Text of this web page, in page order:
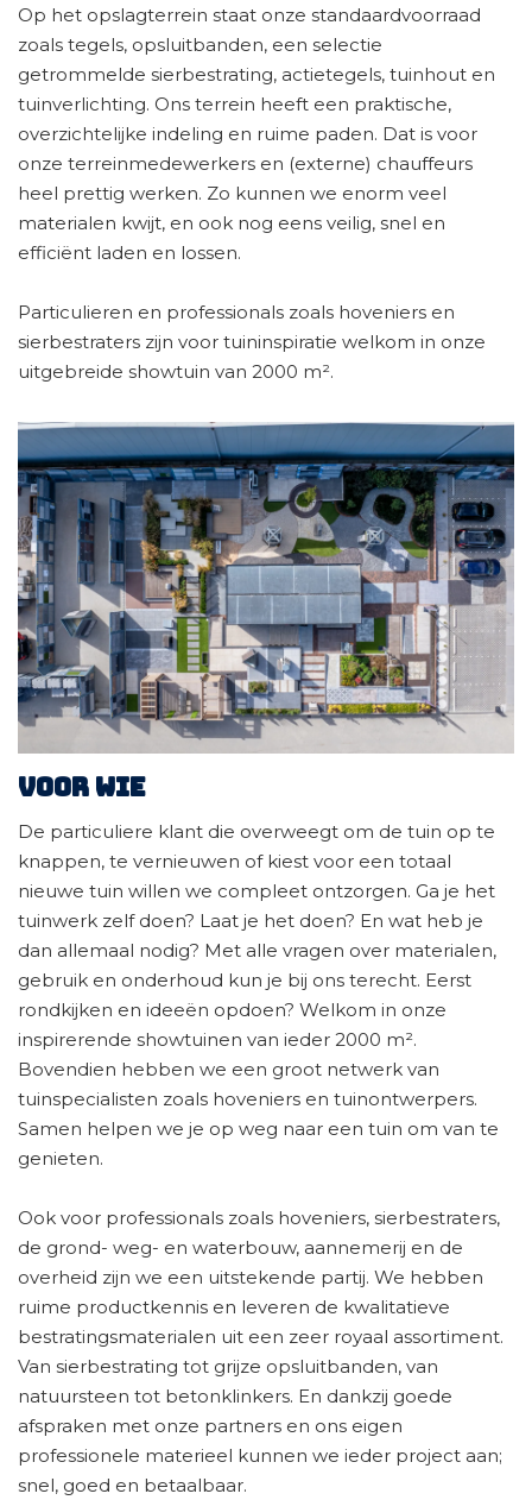
Op het opslagterrein staat onze standaardvoorraad
zoals tegels, opsluitbanden, een selectie
getrommelde sierbestrating, actietegels, tuinhout en
tuinverlichting. Ons terrein heeft een praktische,
overzichtelijke indeling en ruime paden. Dat is voor
onze terreinmedewerkers en (externe) chauffeurs
heel prettig werken. Zo kunnen we enorm veel
materialen kwijt, en ook nog eens veilig, snel en
efficiënt laden en lossen.
Particulieren en professionals zoals hoveniers en
sierbestraters zijn voor tuininspiratie welkom in onze
uitgebreide showtuin van 2000 m².
Voor wie
De particuliere klant die overweegt om de tuin op te
knappen, te vernieuwen of kiest voor een totaal
nieuwe tuin willen we compleet ontzorgen. Ga je het
tuinwerk zelf doen? Laat je het doen? En wat heb je
dan allemaal nodig? Met alle vragen over materialen,
gebruik en onderhoud kun je bij ons terecht. Eerst
rondkijken en ideeën opdoen? Welkom in onze
inspirerende showtuinen van ieder 2000 m².
Bovendien hebben we een groot netwerk van
tuinspecialisten zoals hoveniers en tuinontwerpers.
Samen helpen we je op weg naar een tuin om van te
genieten.
Ook voor professionals zoals hoveniers, sierbestraters,
de grond- weg- en waterbouw, aannemerij en de
overheid zijn we een uitstekende partij. We hebben
ruime productkennis en leveren de kwalitatieve
bestratingsmaterialen uit een zeer royaal assortiment.
Van sierbestrating tot grijze opsluitbanden, van
natuursteen tot betonklinkers. En dankzij goede
afspraken met onze partners en ons eigen
professionele materieel kunnen we ieder project aan;
snel, goed en betaalbaar.